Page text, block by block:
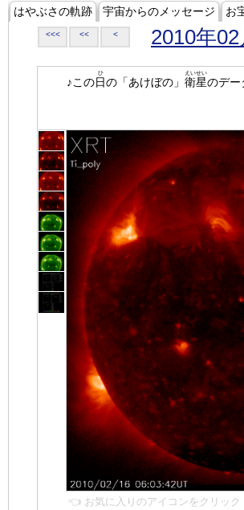
はやぶさの軌跡 宇宙からのメッセージ お
<<< << < 2010年02
♪この日
ひ
の「あけぼの」 衛星
えいせい
のデー
👈 お気に入りのアイコンをクリック